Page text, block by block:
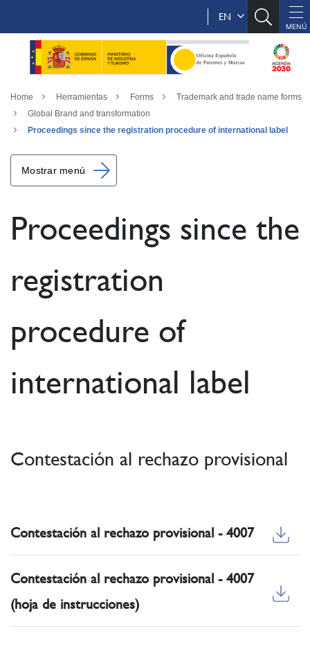
EN
Home Herramientas Forms
Trademark and trade name forms
Global Brand and transformation
Proceedings since the registration procedure of international label
Mostrar menú
Proceedings since the
registration
procedure of
international label
Contestación al rechazo provisional
Contestación al rechazo provisional - 4007
Contestación al rechazo provisional - 4007
(hoja de instrucciones)